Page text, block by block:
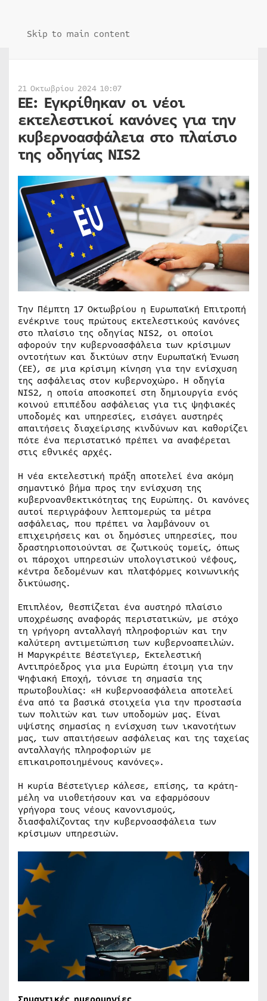
Skip to main content
21 Οκτωβρίου 2024 10:07
ΕΕ: Εγκρίθηκαν οι νέοι
εκτελεστικοί κανόνες για την
κυβερνοασφάλεια στο πλαίσιο
της οδηγίας NIS2
Την Πέμπτη 17 Οκτωβρίου η Ευρωπαϊκή Επιτροπή
ενέκρινε τους πρώτους εκτελεστικούς κανόνες
στο πλαίσιο της οδηγίας NIS2, οι οποίοι
αφορούν την κυβερνοασφάλεια των κρίσιμων
οντοτήτων και δικτύων στην Ευρωπαϊκή Ένωση
(ΕΕ), σε μια κρίσιμη κίνηση για την ενίσχυση
της ασφάλειας στον κυβερνοχώρο. Η οδηγία
NIS2, η οποία αποσκοπεί στη δημιουργία ενός
κοινού επιπέδου ασφάλειας για τις ψηφιακές
υποδομές και υπηρεσίες, εισάγει αυστηρές
απαιτήσεις διαχείρισης κινδύνων και καθορίζει
πότε ένα περιστατικό πρέπει να αναφέρεται
στις εθνικές αρχές.
Η νέα εκτελεστική πράξη αποτελεί ένα ακόμη
σημαντικό βήμα προς την ενίσχυση της
κυβερνοανθεκτικότητας της Ευρώπης. Οι κανόνες
αυτοί περιγράφουν λεπτομερώς τα μέτρα
ασφάλειας, που πρέπει να λαμβάνουν οι
επιχειρήσεις και οι δημόσιες υπηρεσίες, που
δραστηριοποιούνται σε ζωτικούς τομείς, όπως
οι πάροχοι υπηρεσιών υπολογιστικού νέφους,
κέντρα δεδομένων και πλατφόρμες κοινωνικής
δικτύωσης.
Επιπλέον, θεσπίζεται ένα αυστηρό πλαίσιο
υποχρέωσης αναφοράς περιστατικών, με στόχο
τη γρήγορη ανταλλαγή πληροφοριών και την
καλύτερη αντιμετώπιση των κυβερνοαπειλών.
Η Μαργκρέιτε Βέστεϊγιερ, Εκτελεστική
Αντιπρόεδρος για μια Ευρώπη έτοιμη για την
Ψηφιακή Εποχή, τόνισε τη σημασία της
πρωτοβουλίας: «Η κυβερνοασφάλεια αποτελεί
ένα από τα βασικά στοιχεία για την προστασία
των πολιτών και των υποδομών μας. Είναι
υψίστης σημασίας η ενίσχυση των ικανοτήτων
μας, των απαιτήσεων ασφάλειας και της ταχείας
ανταλλαγής πληροφοριών με
επικαιροποιημένους κανόνες».
Η κυρία Βέστεϊγιερ κάλεσε, επίσης, τα κράτη-
μέλη να υιοθετήσουν και να εφαρμόσουν
γρήγορα τους νέους κανονισμούς,
διασφαλίζοντας την κυβερνοασφάλεια των
κρίσιμων υπηρεσιών.